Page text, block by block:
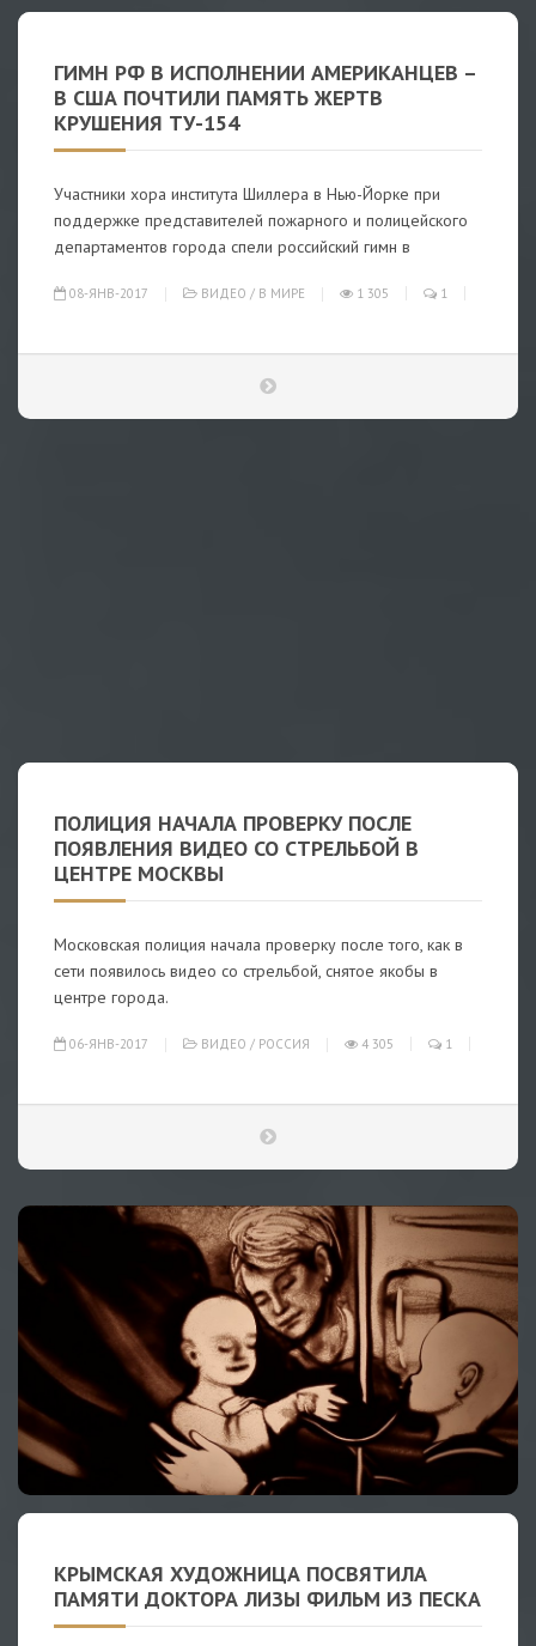
ГИМН РФ В ИСПОЛНЕНИИ АМЕРИКАНЦЕВ –
В США ПОЧТИЛИ ПАМЯТЬ ЖЕРТВ
КРУШЕНИЯ ТУ-154
Участники хора института Шиллера в Нью-Йорке при
поддержке представителей пожарного и полицейского
департаментов города спели российский гимн в
08-ЯНВ-2017 ВИДЕО / В МИРЕ 1 305 1
ПОЛИЦИЯ НАЧАЛА ПРОВЕРКУ ПОСЛЕ
ПОЯВЛЕНИЯ ВИДЕО СО СТРЕЛЬБОЙ В
ЦЕНТРЕ МОСКВЫ
Московская полиция начала проверку после того, как в
сети появилось видео со стрельбой, снятое якобы в
центре города.
06-ЯНВ-2017 ВИДЕО / РОССИЯ 4 305 1
КРЫМСКАЯ ХУДОЖНИЦА ПОСВЯТИЛА
ПАМЯТИ ДОКТОРА ЛИЗЫ ФИЛЬМ ИЗ ПЕСКА